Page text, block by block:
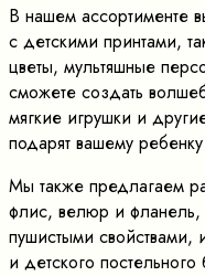
В нашем ассортименте
с детскими принтами,
цветы, мультяшные
сможете создать
мягкие игрушки и
подарят вашему
Мы также предлагаем
флис, велюр и
пушистыми
и детского постельного